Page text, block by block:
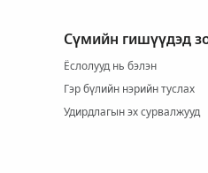
Сүмийн гишүүдэд
Ёслолууд нь бэлэн
Гэр бүлийн нэрийн туслах
Удирдлагын эх сурвалжууд